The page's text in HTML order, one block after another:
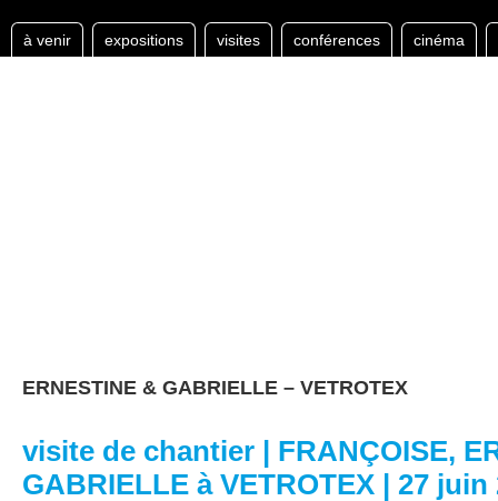
à venir expositions visites conférences cinéma
ERNESTINE & GABRIELLE – VETROTEX
visite de chantier | FRANÇOISE,
GABRIELLE à VETROTEX | 27 juin